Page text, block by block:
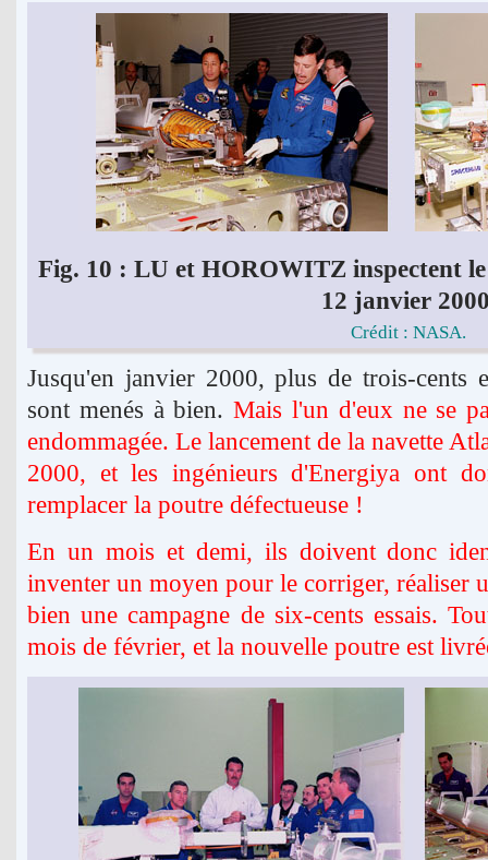
Fig. 10 : LU et HOROWITZ inspectent
12 janvier
Crédit : NASA.
Jusqu'en janvier 2000, plus de trois-cents
sont menés à bien.Mais l'un d'eux ne se
endommagée. Le lancement de la navette
2000, et les ingénieurs d'Energiya ont
remplacer la poutre défectueuse !
En un mois et demi, ils doivent donc
inventer un moyen pour le corriger, réaliser
bien une campagne de six-cents essais.
mois de février, et la nouvelle poutre est